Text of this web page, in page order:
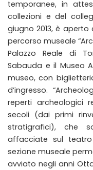
temporanee, in
collezioni e del
giugno 2013, è
percorso museale
Palazzo Reale di
Sabauda e il Museo
museo, con
d’ingresso.
reperti archeologici
secoli (dai primi
stratigrafici), che
affacciate sul
sezione museale
avviato negli anni